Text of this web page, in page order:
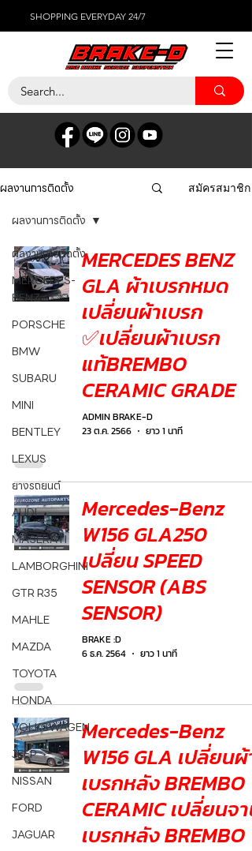
SHOPPING EVERYDAY 24/7
ผลงานการติดตั้ง สมัครสมาชิก
ผลงานการติดตั้ง
MERCEDES-
BENZ
PORSCHE
BMW
SUBARU
MINI
BENTLEY
LEXUS
ยางรถยนต์
AUDI
MASERATI
LAMBORGHINI
GTR R35
MAHLE
MAZDA
TOYOTA
HONDA
VOLKSWAGEN
JEEP
NISSAN
FORD
JAGUAR
ผลงานการติดตั้ง
MERCEDES BENZ
GLA ผ้าเบรกหมด
เปลี่ยนผ้าเบรก
✅เปลี่ยนผ้าเบรก
แท้BREMBO
CERAMIC GRADE
ADMIN BRAKE-D
23 ต.ค. 2566
ยาว 1 นาที
Mercedes-Benz
W156 GLA250
เปลี่ยน SPEED
SENSOR (ABS
SENSOR)
BRAKE :D
6 ธ.ค. 2564
ยาว 1 นาที
Mercedes-Benz
W156 GLA เปลี่ยนผ้า
เบรกหลัง BREMBO
CERAMIC เปลี่ยนจาน
เบรกหลัง BREMBO